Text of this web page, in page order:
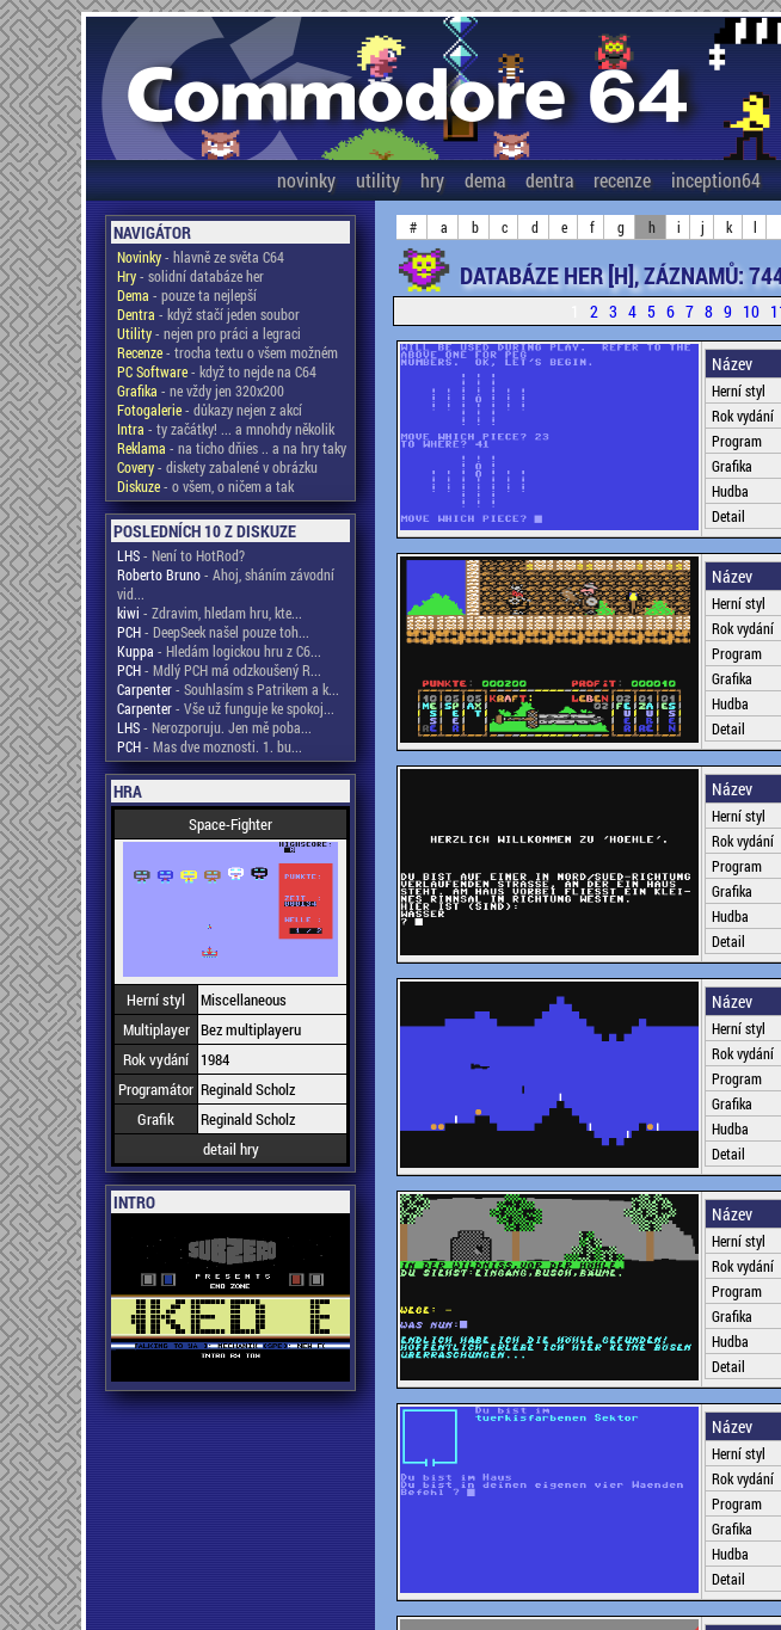
novinky utility hry dema dentra recenze inception64
NAVIGÁTOR
Novinky- hlavně ze světa C64
Hry- solidní databáze her
Dema - pouze ta nejlepší
Dentra - když stačí jeden soubor
Utility- nejen pro práci a legraci
Recenze- trocha textu o všem možném
PC Software- když to nejde na C64
Grafika - ne vždy jen 320x200
Fotogalerie- důkazy nejen z akcí
Intra - ty začátky! ... a mnohdy několik
Reklama - na ticho dňies .. a na hry taky
Covery- diskety zabalené v obrázku
Diskuze- o všem, o ničem a tak
POSLEDNÍCH 10 Z DISKUZE
LHS- Není to HotRod?
Roberto Bruno- Ahoj, sháním závodní
vid...
kiwi - Zdravim, hledam hru, kte...
PCH- DeepSeek našel pouze toh...
Kuppa - Hledám logickou hru z C6...
PCH- Mdlý PCH má odzkoušený R...
Carpenter- Souhlasím s Patrikem a k...
Carpenter- Vše už funguje ke spokoj...
LHS- Nerozporuju. Jen mě poba...
PCH- Mas dve moznosti. 1. bu...
HRA
Space-Fighter
Herní styl
Miscellaneous
Multiplayer Bez multiplayeru
Rok vydání
1984
Programátor Reginald Scholz
Grafik
Reginald Scholz
detail hry
INTRO
# a b c d e f g h i j k l
DATABÁZE HER [H], ZÁZNAMŮ:
2 3 4 5 6 7 8 9 10
Název
Herní styl
Rok vydání
Program
Grafika
Hudba
Detail
Název
Herní styl
Rok vydání
Program
Grafika
Hudba
Detail
Název
Herní styl
Rok vydání
Program
Grafika
Hudba
Detail
Název
Herní styl
Rok vydání
Program
Grafika
Hudba
Detail
Název
Herní styl
Rok vydání
Program
Grafika
Hudba
Detail
Název
Herní styl
Rok vydání
Program
Grafika
Hudba
Detail